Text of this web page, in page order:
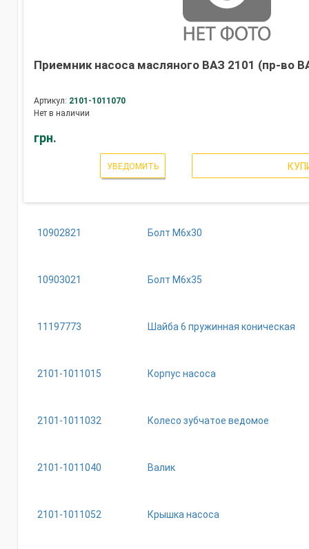
Приемник насоса масляного ВАЗ 2101 (пр-во
Артикул: 2101-1011070
Нет в наличии
грн.
УВЕДОМИТЬ
10902821 Болт М6х30
10903021 Болт М6х35
11197773 Шайба 6 пружинная коническая
2101-1011015 Корпус насоса
2101-1011032 Колесо зубчатое ведомое
2101-1011040 Валик
2101-1011052 Крышка насоса